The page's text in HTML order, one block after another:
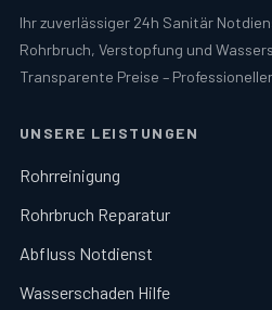
Ihr zuverlässiger 24h Sanitär
Rohrbruch, Verstopfung und
Transparente Preise –
UNSERE LEISTUNGEN
Rohrreinigung
Rohrbruch Reparatur
Abfluss Notdienst
Wasserschaden Hilfe